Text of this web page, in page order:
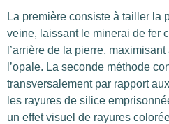
La première consiste à tailler la
veine, laissant le minerai de fer
l’arrière de la pierre,
l’opale. La seconde méthode
transversalement par rapport
les rayures de silice
un effet visuel de rayures